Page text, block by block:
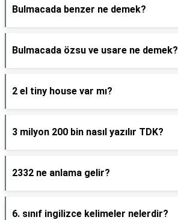
Bulmacada benzer ne demek?
Bulmacada özsu ve usare ne demek?
2 el tiny house var mı?
3 milyon 200 bin nasıl yazılır TDK?
2332 ne anlama gelir?
6. sınıf ingilizce kelimeler nelerdir?